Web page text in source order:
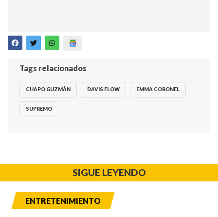
Tags relacionados
CHAPO GUZMÁN DAVIS FLOW EMMA CORONEL
SUPREMO
SIGUE LEYENDO
ENTRETENIMIENTO